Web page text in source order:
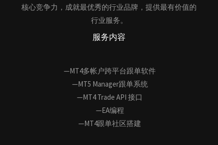
核心竞争力，成就最优秀的行业品牌，提供最有价值的
行业服务。
服务内容
—MT4多帐户跨平台跟单软件
—MT5 Manager跟单系统
—MT4 Trade API 接口
—EA编程
—MT4跟单社区搭建